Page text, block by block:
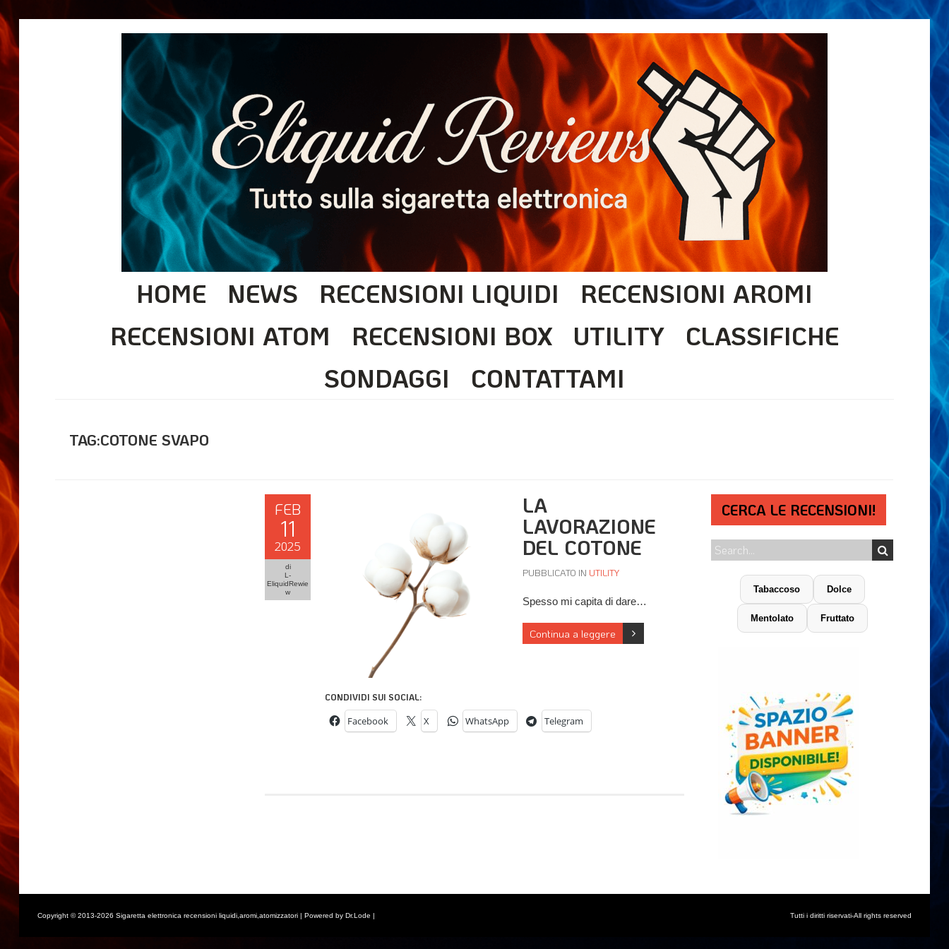
HOME NEWS RECENSIONI LIQUIDI
RECENSIONI AROMI
RECENSIONI ATOM
RECENSIONI BOX UTILITY
CLASSIFICHE
SONDAGGI
CONTATTAMI
TAG:COTONE SVAPO
FEB
11
2025
di
L-
EliquidRewie
w
LA
LAVORAZIONE
DEL COTONE
PUBBLICATO IN UTILITY
Spesso mi capita di dare…
Continua a leggere
CONDIVIDI SUI SOCIAL:
Facebook X WhatsApp Telegram
CERCA LE RECENSIONI!
Tabaccoso Dolce
Mentolato Fruttato
Copyright © 2013-2026 Sigaretta elettronica recensioni liquidi,aromi,atomizzatori | Powered by Dr.Lode | Tutti i diritti riservati-All rights reserved